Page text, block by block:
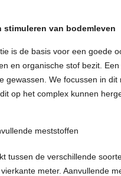
stimuleren van bodemleven
is de basis voor een goede
en organische stof bezit.
gewassen. We focussen in
op het complex kunnen
meststoffen
tussen de verschillende
meter. Aanvullende